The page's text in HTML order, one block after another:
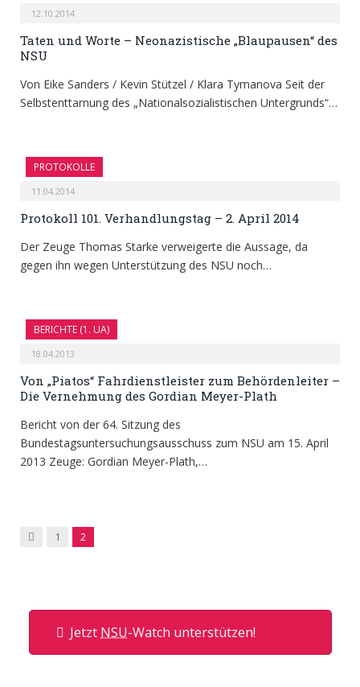
12.10.2014
Taten und Worte – Neonazistische „Blaupausen“ des
NSU
Von Eike Sanders / Kevin Stützel / Klara Tymanova Seit der
Selbstenttarnung des „Nationalsozialistischen Untergrunds“…
PROTOKOLLE
11.04.2014
Protokoll 101. Verhandlungstag – 2. April 2014
Der Zeuge Thomas Starke verweigerte die Aussage, da
gegen ihn wegen Unterstützung des NSU noch…
BERICHTE (1. UA)
18.04.2013
Von „Piatos“ Fahrdienstleister zum Behördenleiter –
Die Vernehmung des Gordian Meyer-Plath
Bericht von der 64. Sitzung des
Bundestagsuntersuchungsausschuss zum NSU am 15. April
2013 Zeuge: Gordian Meyer-Plath,…
Previous
1 2
Jetzt NSU-Watch unterstützen!